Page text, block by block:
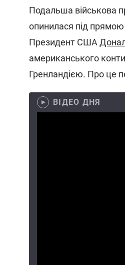
Подальша військова
опинилася під прямою
Президент США
американського
Гренландією. Про це
ВІДЕО ДНЯ